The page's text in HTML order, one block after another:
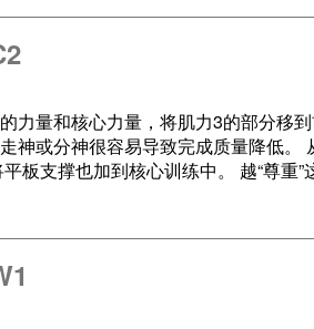
力量和核心力量，将肌力3的部分移
神或分神很容易导致完成质量降低
板支撑也加到核心训练中。 越“尊重”